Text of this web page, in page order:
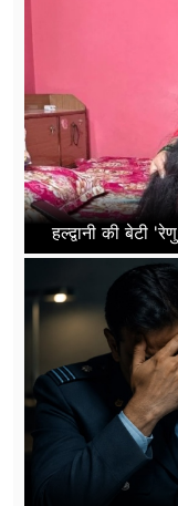
हल्द्वानी की बेटी